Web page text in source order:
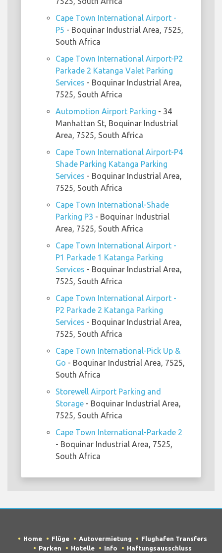
Cape Town International Airport -
P5 - Boquinar Industrial Area, 7525,
South Africa
Cape Town International Airport-P2
Parkade 2 Katanga Valet Parking
Services - Boquinar Industrial Area,
7525, South Africa
Automotion Airport Parking - 34
Manhattan St, Boquinar Industrial
Area, 7525, South Africa
Cape Town International Airport-P4
Shade Parking Katanga Parking
Services - Boquinar Industrial Area,
7525, South Africa
Cape Town International-Shade
Parking P3 - Boquinar Industrial
Area, 7525, South Africa
Cape Town International Airport -
P1 Parkade 1 Katanga Parking
Services - Boquinar Industrial Area,
7525, South Africa
Cape Town International Airport -
P2 Parkade 2 Katanga Parking
Services - Boquinar Industrial Area,
7525, South Africa
Cape Town International-Pick Up &
Go - Boquinar Industrial Area, 7525,
South Africa
Storewell Airport Parking and
Storage - Boquinar Industrial Area,
7525, South Africa
Cape Town International-Parkade 2
- Boquinar Industrial Area, 7525,
South Africa
Home Flüge Autovermietung
Flughafen Transfers
Parken
Hotelle Info Haftungsausschluss